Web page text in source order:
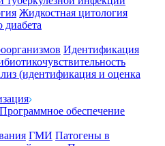
Жидкостная цитология
диабета
Идентификация
(идентификация и оценка
Программное обеспечение
ГМИ Патогены в